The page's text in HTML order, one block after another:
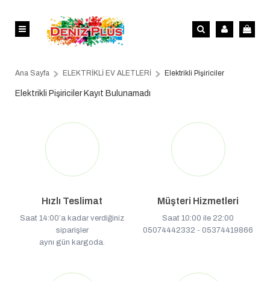
Ana Sayfa ELEKTRİKLİ EV ALETLERİ Elektrikli Pişiriciler
Elektrikli Pişiriciler Kayıt Bulunamadı
Hızlı Teslimat
Saat 14:00’a kadar verdiğiniz
siparişler
aynı gün kargoda.
Müşteri Hizmetleri
Saat 10:00 ile 22:00
05074442332 - 05374419866